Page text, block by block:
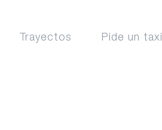
Trayectos Pide un taxi